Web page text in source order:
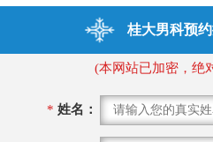
桂大男科预
(本网站已加密，绝
* 姓名：